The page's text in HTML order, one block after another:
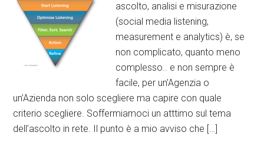
ascolto, analisi e misurazione
(social media listening,
measurement e analytics) è, se
non complicato, quanto meno
complesso.. e non sempre è
facile, per un’Agenzia o
un’Azienda non solo scegliere ma capire con quale
criterio scegliere. Soffermiamoci un atttimo sul tema
dell’ascolto in rete. Il punto è a mio avviso che […]